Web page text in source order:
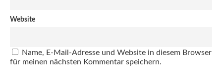
Website
Name, E-Mail-Adresse und Website in diesem Browser
für meinen nächsten Kommentar speichern.